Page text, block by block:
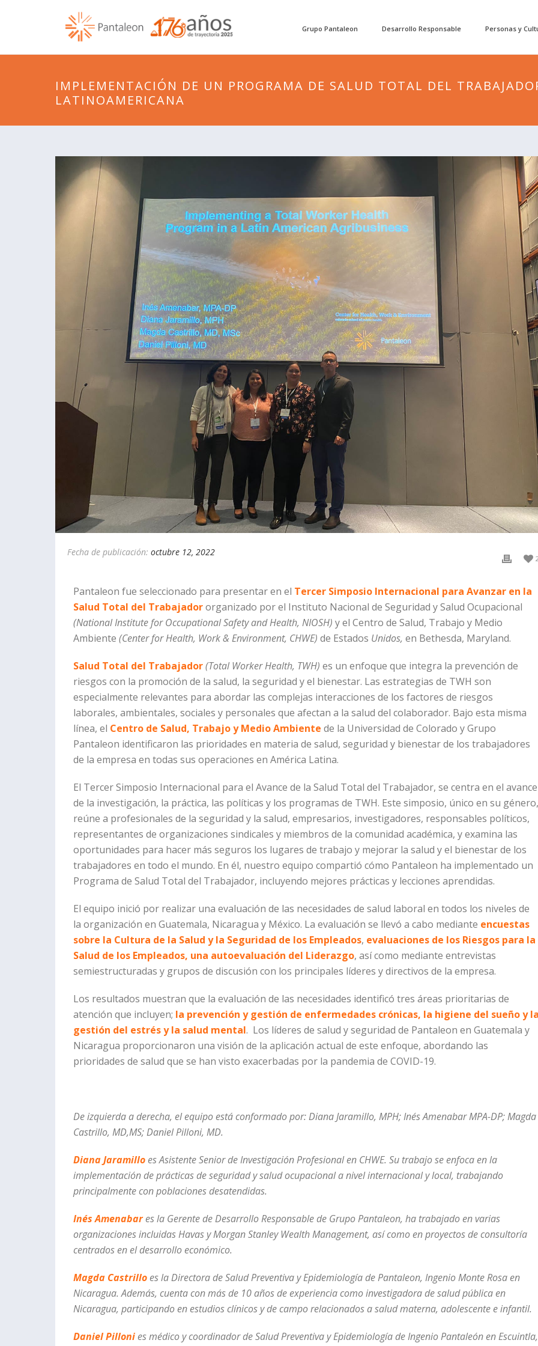
Grupo Pantaleon Desarrollo Responsable Personas y
IMPLEMENTACIÓN DE UN PROGRAMA DE SALUD TOTAL DEL
LATINOAMERICANA
Fecha de publicación: octubre 12, 2022
Pantaleon fue seleccionado para presentar en el Tercer Simposio Internacional para Avanzar en la
Salud Total del Trabajadororganizado por el Instituto Nacional de Seguridad y Salud Ocupacional
(National Institute for Occupational Safety and Health, NIOSH) y el Centro de Salud, Trabajo y Medio
Ambiente (Center for Health, Work & Environment, CHWE) de Estados Unidos, en Bethesda, Maryland.
Salud Total del Trabajador(Total Worker Health, TWH) es un enfoque que integra la prevención de
riesgos con la promoción de la salud, la seguridad y el bienestar. Las estrategias de TWH son
especialmente relevantes para abordar las complejas interacciones de los factores de riesgos
laborales, ambientales, sociales y personales que afectan a la salud del colaborador. Bajo esta misma
línea, el Centro de Salud, Trabajo y Medio Ambiente de la Universidad de Colorado y Grupo
Pantaleon identificaron las prioridades en materia de salud, seguridad y bienestar de los trabajadores
de la empresa en todas sus operaciones en América Latina.
El Tercer Simposio Internacional para el Avance de la Salud Total del Trabajador, se centra en el avance
de la investigación, la práctica, las políticas y los programas de TWH. Este simposio, único en su género,
reúne a profesionales de la seguridad y la salud, empresarios, investigadores, responsables políticos,
representantes de organizaciones sindicales y miembros de la comunidad académica, y examina las
oportunidades para hacer más seguros los lugares de trabajo y mejorar la salud y el bienestar de los
trabajadores en todo el mundo. En él, nuestro equipo compartió cómo Pantaleon ha implementado un
Programa de Salud Total del Trabajador, incluyendo mejores prácticas y lecciones aprendidas.
El equipo inició por realizar una evaluación de las necesidades de salud laboral en todos los niveles de
la organización en Guatemala, Nicaragua y México. La evaluación se llevó a cabo mediante encuestas
sobre la Cultura de la Salud y la Seguridad de los Empleados, evaluaciones de los Riesgos para la
Salud de los Empleados, una autoevaluación del Liderazgo, así como mediante entrevistas
semiestructuradas y grupos de discusión con los principales líderes y directivos de la empresa.
Los resultados muestran que la evaluación de las necesidades identificó tres áreas prioritarias de
atención que incluyen; la prevención y gestión de enfermedades crónicas, la higiene del sueño y
gestión del estrés y la salud mental. Los líderes de salud y seguridad de Pantaleon en Guatemala y
Nicaragua proporcionaron una visión de la aplicación actual de este enfoque, abordando las
prioridades de salud que se han visto exacerbadas por la pandemia de COVID-19.
De izquierda a derecha, el equipo está conformado por: Diana Jaramillo, MPH; Inés Amenabar MPA-DP; Magda
Castrillo, MD,MS; Daniel Pilloni, MD.
Diana Jaramilloes Asistente Senior de Investigación Profesional en CHWE. Su trabajo se enfoca en la
implementación de prácticas de seguridad y salud ocupacional a nivel internacional y local, trabajando
principalmente con poblaciones desatendidas.
Inés Amenabares la Gerente de Desarrollo Responsable de Grupo Pantaleon, ha trabajado en varias
organizaciones incluidas Havas y Morgan Stanley Wealth Management, así como en proyectos de consultoría
centrados en el desarrollo económico.
Magda Castrilloes la Directora de Salud Preventiva y Epidemiología de Pantaleon, Ingenio Monte Rosa en
Nicaragua. Además, cuenta con más de 10 años de experiencia como investigadora de salud pública en
Nicaragua, participando en estudios clínicos y de campo relacionados a salud materna, adolescente e infantil.
Daniel Pillonies médico y coordinador de Salud Preventiva y Epidemiología de Ingenio Pantaleón en Escuintla,